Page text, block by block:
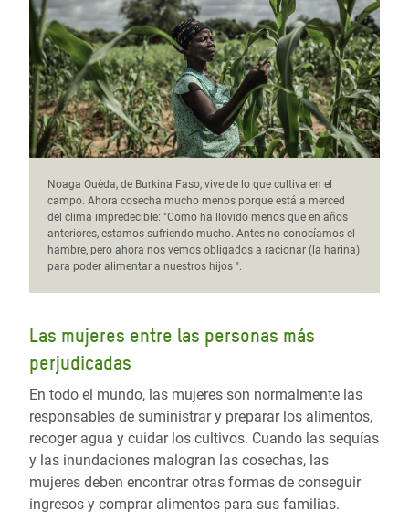
Noaga Ouèda, de Burkina Faso, vive de lo que cultiva en el
campo. Ahora cosecha mucho menos porque está a merced
del clima impredecible: "Como ha llovido menos que en años
anteriores, estamos sufriendo mucho. Antes no conocíamos el
hambre, pero ahora nos vemos obligados a racionar (la harina)
para poder alimentar a nuestros hijos ".
Las mujeres entre las personas más
perjudicadas
En todo el mundo, las mujeres son normalmente las
responsables de suministrar y preparar los alimentos,
recoger agua y cuidar los cultivos. Cuando las sequías
y las inundaciones malogran las cosechas, las
mujeres deben encontrar otras formas de conseguir
ingresos y comprar alimentos para sus familias.